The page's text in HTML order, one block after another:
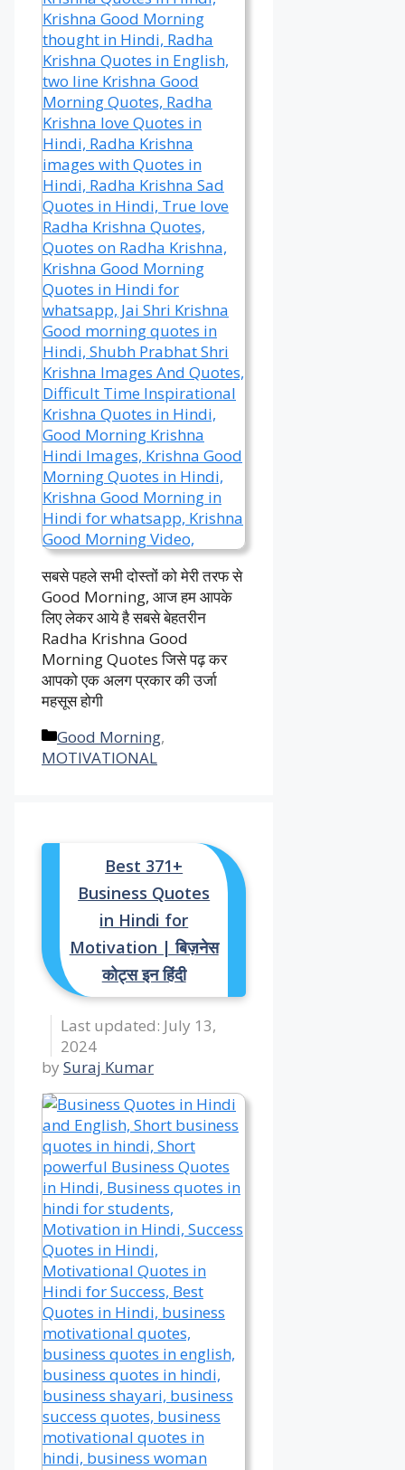
सबसे पहले सभी दोस्तों को मेरी तरफ से
Good Morning, आज हम आपके
लिए लेकर आये है सबसे बेहतरीन
Radha Krishna Good
Morning Quotes जिसे पढ़ कर
आपको एक अलग प्रकार की उर्जा
महसूस होगी
Categories
Good Morning,
MOTIVATIONAL
Best 371+
Business Quotes
in Hindi for
Motivation | बिज़नेस
कोट्स इन हिंदी
July 13,
2024
by Suraj Kumar